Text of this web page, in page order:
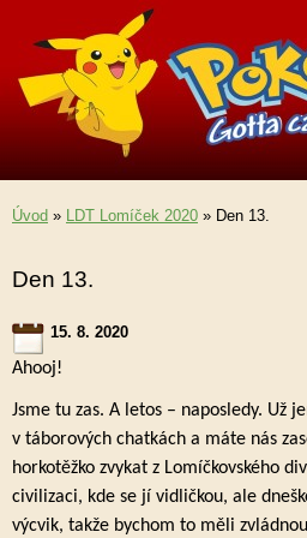
Úvod » LDT Lomíček 2020 » Den 13.
Den 13.
15. 8. 2020
Ahooj!
Jsme tu zas. A letos – naposledy. Už
v táborových chatkách a máte nás
horkotěžko zvykat z Lomíčkovského
civilizaci, kde se jí vidličkou, ale
výcvik, takže bychom to měli